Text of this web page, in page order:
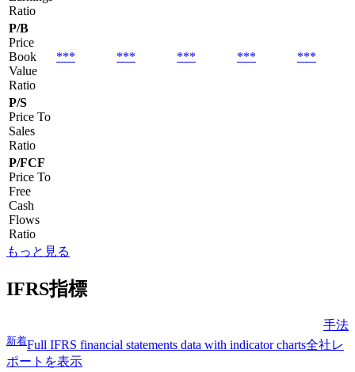
Ratio
P/B
Price
Book
Value
Ratio
*** *** *** *** ***
P/S
Price To
Sales
Ratio
P/FCF
Price To
Free
Cash
Flows
Ratio
もっと見る
IFRS指標
手法
新着Full IFRS financial statements data with indicator charts全社レ
ポートを表示